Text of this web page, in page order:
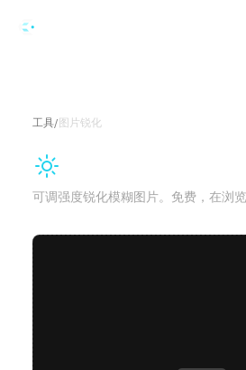
工具/ 图片锐化
可调强度锐化模糊图片。免费，在浏览